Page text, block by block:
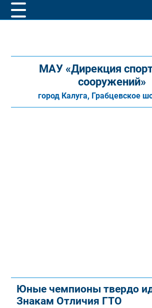
МАУ «Дирекция
сооружений»
город Калуга, Грабцевское
Юные чемпионы твердо
Знакам Отличия ГТО